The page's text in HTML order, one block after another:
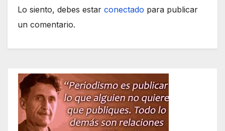
Lo siento, debes estar conectado para publicar
un comentario.